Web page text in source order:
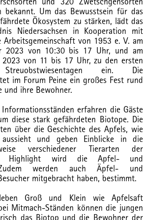
bekannt. Um das Bewusstsein für das
Ökosystem zu stärken, lädt das
Niedersachsen in Kooperation mit
Arbeitsgemeinschaft von 1953 e. V. am
2023 von 10:30 bis 17 Uhr, und am
von 11 bis 17 Uhr, zu den ersten
Streuobstwiesentagen ein. Die
im Forum Peine ein großes Fest rund
und ihre Bewohner.
erfahren die Gäste
diese stark gefährdeten Biotope. Die
über die Geschichte des Apfels, wie
aussieht und geben Einblicke in die
verschiedener Tierarten der
Highlight wird die Apfel- und
Zudem werden auch Äpfel- und
mitgebracht haben, bestimmt.
Groß und Klein wie Apfelsaft
Mitmach-Ständen können die jungen
das Biotop und die Bewohner der